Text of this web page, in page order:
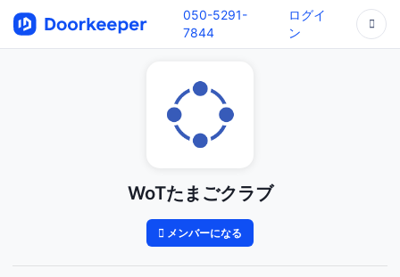
050-5291-
7844
ログイ
ン
WoTたまごクラブ
メンバーになる